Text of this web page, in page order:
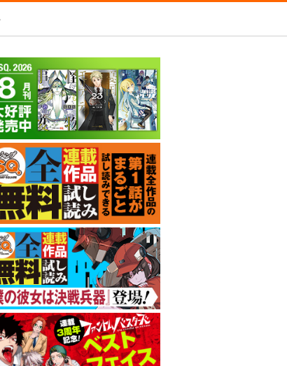
SUMMER
容を見る
子版で購入
あめとうみ
いろはの門
ましろくんの補講アトリエ
魔王城サイドウェイ
銀魂 3年Z組銀八先生
アオの解
オダロク
ラビットチェイサー
彼岸の螢
レイバイデイ
僕の彼女は決戦兵器
新人漫画賞SPARK
WEB投稿
WEB持ち込み募集
原稿の直接申し込み
載作品無料試し読み
年記念サイト
様』シーンを予想して「打って
れてる！」を当てよう！